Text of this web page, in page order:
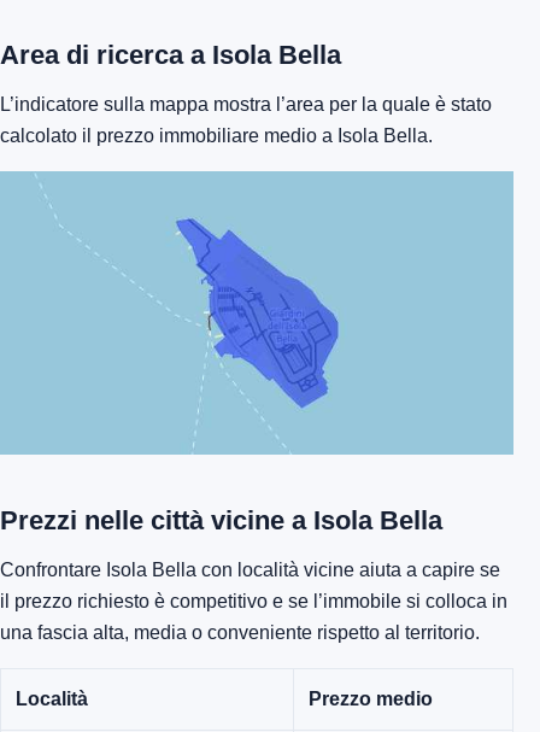
Area di ricerca a Isola Bella
L’indicatore sulla mappa mostra l’area per la quale è stato
calcolato il prezzo immobiliare medio a Isola Bella.
Prezzi nelle città vicine a Isola Bella
Confrontare Isola Bella con località vicine aiuta a capire se
il prezzo richiesto è competitivo e se l’immobile si colloca in
una fascia alta, media o conveniente rispetto al territorio.
Località Prezzo medio